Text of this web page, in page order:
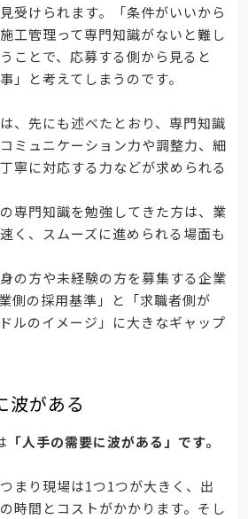
受けられます。「条件がいいから
工管理って専門知識がないと難し
ことで、応募する側から見ると
」と考えてしまうのです。
、先にも述べたとおり、専門知識
ミュニケーション力や調整力、細
寧に対応する力などが求められる
専門知識を勉強してきた方は、業
く、スムーズに進められる場面も
の方や未経験の方を募集する企業
側の採用基準」と「求職者側が
ルのイメージ」に大きなギャップ
波がある
「人手の需要に波がある」です。
まり現場は1つ1つが大きく、出
時間とコストがかかります。そし